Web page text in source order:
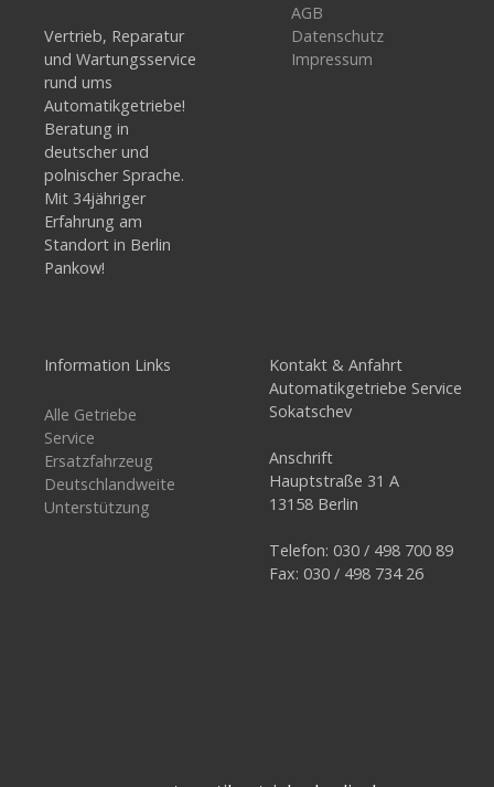
Vertrieb, Reparatur
und Wartungsservice
rund ums
Automatikgetriebe!
Beratung in
deutscher und
polnischer Sprache.
Mit 34jähriger
Erfahrung am
Standort in Berlin
Pankow!
AGB
Datenschutz
Impressum
Information Links
Alle Getriebe
Service
Ersatzfahrzeug
Deutschlandweite
Unterstützung
Kontakt & Anfahrt
Automatikgetriebe Service
Sokatschev
Anschrift
Hauptstraße 31 A
13158 Berlin
Telefon: 030 / 498 700 89
Fax: 030 / 498 734 26